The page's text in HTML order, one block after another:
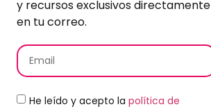
y recursos exclusivos directamente
en tu correo.
He leído y acepto la política de